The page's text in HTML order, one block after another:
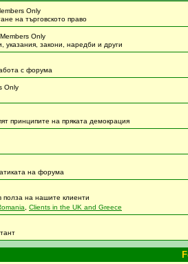
Only
на търговското право
Only
указания, закони, наредби и други
с форума
Only
принципите на пряката демокрация
на форума
на нашите клиенти
Clients in the UK and Greece